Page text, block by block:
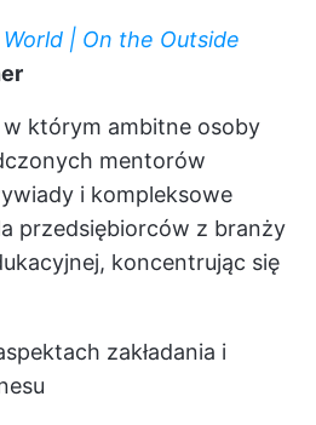
| On the Outside
którym ambitne osoby
mentorów
i kompleksowe
przedsiębiorców z branży
koncentrując się
zakładania i